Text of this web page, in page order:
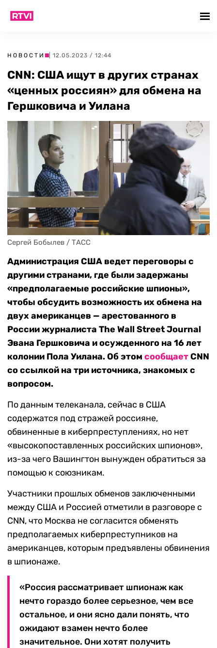
НОВОСТИ | 12.05.2023 / 12:44
CNN: США ищут в других странах
«ценных россиян» для обмена на
Гершковича и Уилана
Сергей Бобылев / ТАСС
Администрация США ведет переговоры с
другими странами, где были задержаны
«предполагаемые российские шпионы»,
чтобы обсудить возможность их обмена на
двух американцев — арестованного в
России журналиста The Wall Street Journal
Эвана Гершковича и осужденного на 16 лет
колонии Пола Уилана. Об этом сообщаетCNN
со ссылкой на три источника, знакомых с
вопросом.
По данным телеканала, сейчас в США
содержатся под стражей россияне,
обвиненные в киберпреступлениях, но нет
«высокопоставленных российских шпионов»,
из-за чего Вашингтон вынужден обратиться за
помощью к союзникам.
Участники прошлых обменов заключенными
между США и Россией отметили в разговоре с
CNN, что Москва не согласится обменять
предполагаемых киберпреступников на
американцев, которым предъявлены обвинения
в шпионаже.
«Россия рассматривает шпионаж как
нечто гораздо более серьезное, чем все
остальное, и они ясно дали понять, что
ожидают взамен нечто более
значительное. Они хотят получить